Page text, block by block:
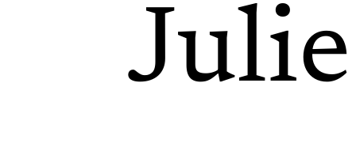
Julie